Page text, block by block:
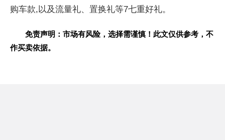
购车款,以及流量礼、置换礼等7七重好礼。
免责声明：市场有风险，选择需谨慎！此文仅供参考，不
作买卖依据。